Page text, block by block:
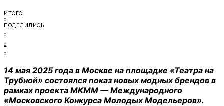
ИТОГО
0
ПОДЕЛИЛИСЬ
0
0
0
14 мая 2025 года в Москве на площадке «Театра на
Трубной» состоялся показ новых модных брендов в
рамках проекта МКММ — Международного
«Московского Конкурса Молодых Модельеров».